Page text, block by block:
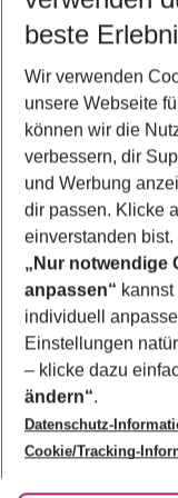
2 Erwachsene
Footer
Footer navigation
Über uns
AGB
Bestpreisgarantie
Cookie-
Cookie-Richtlinie
Agenturbetreuung
Barrierefreies Reisen
Folge uns
beste
Wir verwenden
unsere Webseite
können wir die
verbessern, dir
und Werbung
dir passen. Klicke
einverstanden
„Nur notwendige
anpassen“
individuell
Einstellungen
– klicke dazu
ändern“.
Datenschutz-
Cookie/Tracking-